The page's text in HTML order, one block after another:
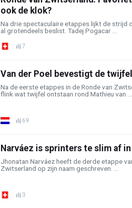
ook de klok?
Na drie spectaculaire etappes lijkt de strijd
al grotendeels beslist. Tadej Pogacar ...
7
Van der Poel bevestigt de
Na de eerste etappes in de Ronde van
flink wat twijfel ontstaan rond Mathieu van ...
69
Narváez is sprinters te slim af
Jhonatan Narváez heeft de derde etappe
Zwitserland op zijn naam geschreven. ...
3